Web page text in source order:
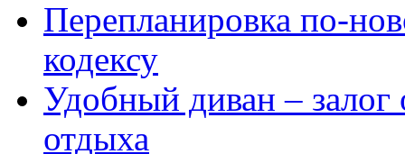
Перепланировка по-
кодексу
Удобный диван – залог
отдыха